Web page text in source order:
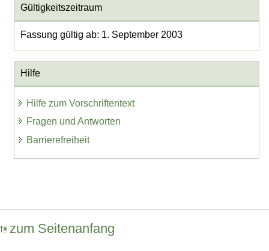
Gültigkeitszeitraum
Fassung gültig ab: 1. September 2003
Hilfe
Hilfe zum Vorschriftentext
Fragen und Antworten
Barrierefreiheit
zum Seitenanfang